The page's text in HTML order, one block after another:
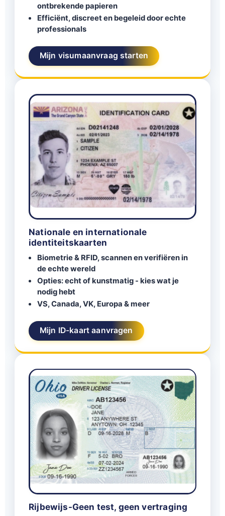
ontbrekende papieren
Efficiënt, discreet en begeleid door echte
professionals
Mijn visumaanvraag starten
Nationale en internationale
identiteitskaarten
Biometrie & RFID, scannen en verifiëren in
de echte wereld
Opties: echt of kunstmatig - kies wat je
nodig hebt
VS, Canada, VK, Europa & meer
Mijn ID-kaart aanvragen
Rijbewijs-Geen test, geen vertraging